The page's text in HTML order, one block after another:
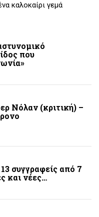
καλοκαίρι γεμά
που
Νόλαν (κριτική) –
συγγραφείς από 7
και νέες…